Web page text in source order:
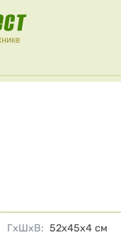
Характеристики
ГхШхВ: 52х45х4 см